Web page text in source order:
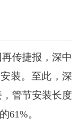
传捷报，深中
装。至此，深
管节安装长度
61%。